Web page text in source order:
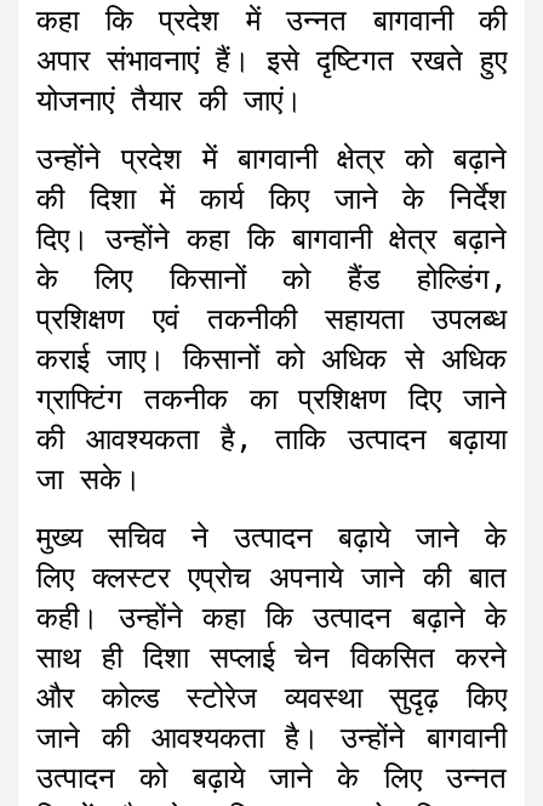
कहा कि प्रदेश में उन्नत बागवानी की
अपार संभावनाएं हैं। इसे दृष्टिगत रखते हुए
योजनाएं तैयार की जाएं।
उन्होंने प्रदेश में बागवानी क्षेत्र को बढ़ाने
की दिशा में कार्य किए जाने के निर्देश
दिए। उन्होंने कहा कि बागवानी क्षेत्र बढ़ाने
के लिए किसानों को हैंड होल्डिंग,
प्रशिक्षण एवं तकनीकी सहायता उपलब्ध
कराई जाए। किसानों को अधिक से अधिक
ग्राफ्टिंग तकनीक का प्रशिक्षण दिए जाने
की आवश्यकता है, ताकि उत्पादन बढ़ाया
जा सके।
मुख्य सचिव ने उत्पादन बढ़ाये जाने के
लिए क्लस्टर एप्रोच अपनाये जाने की बात
कही। उन्होंने कहा कि उत्पादन बढ़ाने के
साथ ही दिशा सप्लाई चेन विकसित करने
और कोल्ड स्टोरेज व्यवस्था सुदृढ़ किए
जाने की आवश्यकता है। उन्होंने बागवानी
उत्पादन को बढ़ाये जाने के लिए उन्नत